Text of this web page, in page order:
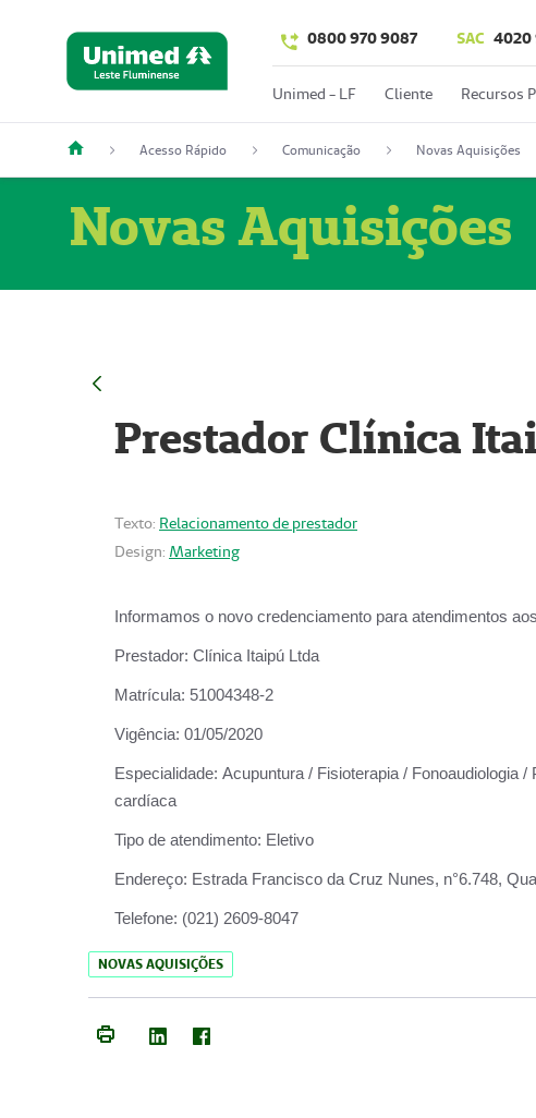
0800 970 9087 SAC 4020
Unimed - LF Cliente Recursos
Acesso Rápido Comunicação Novas Aquisições
Novas Aquisições
Prestador Clínica
Texto: Relacionamento de prestador
Design: Marketing
Informamos o novo credenciamento para atendimentos
Prestador: Clínica Itaipú Ltda
Matrícula: 51004348-2
Vigência: 01/05/2020
Especialidade: Acupuntura / Fisioterapia / Fonoaudiologia
cardíaca
Tipo de atendimento: Eletivo
Endereço: Estrada Francisco da Cruz Nunes, n°6.748,
Telefone: (021) 2609-8047
NOVAS AQUISIÇÕES